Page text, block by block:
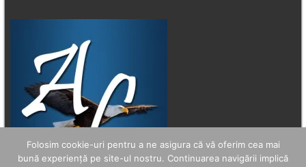
Folosim cookie-uri pentru a ne asigura că vă oferim cea mai
bună experiență pe site-ul nostru. Continuarea navigării implică